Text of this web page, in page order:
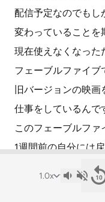
配信予定なのでもし
変わっていることを
現在使えなくなった
フェーブルファイブ
旧バージョンの映画
仕事をしているんで
このフェーブルフ
1週間前の自分には
これは良い教訓かな